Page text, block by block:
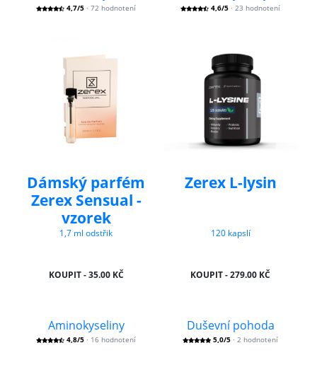
4,7/5 · 72 hodnotení
Dámský parfém
Zerex Sensual -
vzorek
1,7 ml odstřik
KOUPIT - 35.00 KČ
4,6/5 · 23 hodnotení
Zerex L-lysin
120 kapslí
KOUPIT - 279.00 KČ
Aminokyseliny
4,8/5 · 16 hodnotení
Duševní pohoda
5,0/5 · 2 hodnotení